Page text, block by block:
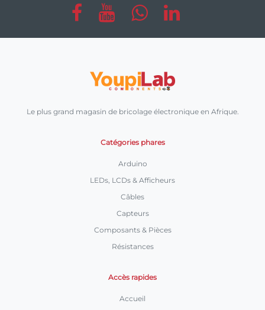
Le plus grand magasin de bricolage électronique en Afrique.
Catégories phares
Arduino
LEDs, LCDs & Afficheurs
Câbles
Capteurs
Composants & Pièces
Résistances
Accès rapides
Accueil